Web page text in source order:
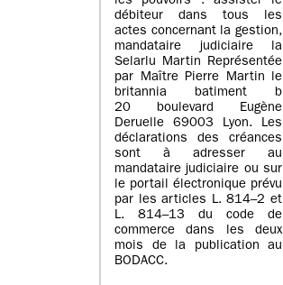
débiteur dans tous les
actes concernant la gestion,
mandataire judiciaire la
Selarlu Martin Représentée
par Maître Pierre Martin le
britannia batiment b
20 boulevard Eugène
Deruelle 69003 Lyon. Les
déclarations des créances
sont à adresser au
mandataire judiciaire ou sur
le portail électronique prévu
par les articles L. 814–2 et
L. 814–13 du code de
commerce dans les deux
mois de la publication au
BODACC.